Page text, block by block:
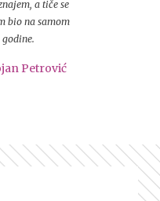
a tiče se
bio na samom
godine.
Petrović